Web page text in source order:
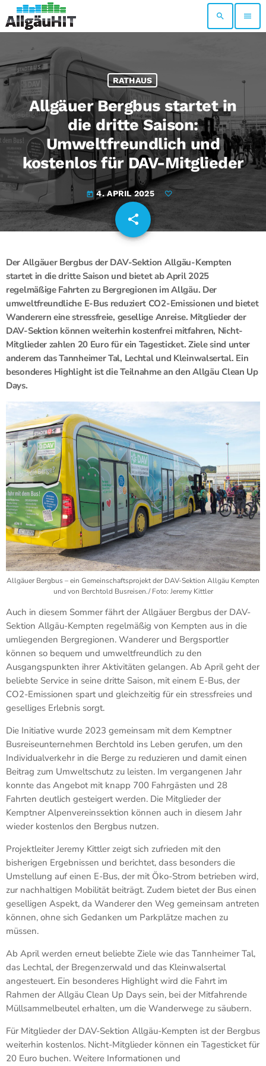
search menu
RATHAUS
Allgäuer Bergbus startet in
die dritte Saison:
Umweltfreundlich und
kostenlos für DAV-Mitglieder
today 4. APRIL 2025
share
email
Der Allgäuer Bergbus der DAV-Sektion Allgäu-Kempten
startet in die dritte Saison und bietet ab April 2025
regelmäßige Fahrten zu Bergregionen im Allgäu. Der
umweltfreundliche E-Bus reduziert CO2-Emissionen und bietet
Wanderern eine stressfreie, gesellige Anreise. Mitglieder der
DAV-Sektion können weiterhin kostenfrei mitfahren, Nicht-
Mitglieder zahlen 20 Euro für ein Tagesticket. Ziele sind unter
anderem das Tannheimer Tal, Lechtal und Kleinwalsertal. Ein
besonderes Highlight ist die Teilnahme an den Allgäu Clean Up
Days.
Allgäuer Bergbus – ein Gemeinschaftsprojekt der DAV-Sektion Allgäu Kempten
und von Berchtold Busreisen./ Foto: Jeremy Kittler
Auch in diesem Sommer fährt der Allgäuer Bergbus der DAV-
Sektion Allgäu-Kempten regelmäßig von Kempten aus in die
umliegenden Bergregionen. Wanderer und Bergsportler
können so bequem und umweltfreundlich zu den
Ausgangspunkten ihrer Aktivitäten gelangen. Ab April geht der
beliebte Service in seine dritte Saison, mit einem E-Bus, der
CO2-Emissionen spart und gleichzeitig für ein stressfreies und
geselliges Erlebnis sorgt.
Die Initiative wurde 2023 gemeinsam mit dem Kemptner
Busreiseunternehmen Berchtold ins Leben gerufen, um den
Individualverkehr in die Berge zu reduzieren und damit einen
Beitrag zum Umweltschutz zu leisten. Im vergangenen Jahr
konnte das Angebot mit knapp 700 Fahrgästen und 28
Fahrten deutlich gesteigert werden. Die Mitglieder der
Kemptner Alpenvereinssektion können auch in diesem Jahr
wieder kostenlos den Bergbus nutzen.
Projektleiter Jeremy Kittler zeigt sich zufrieden mit den
bisherigen Ergebnissen und berichtet, dass besonders die
Umstellung auf einen E-Bus, der mit Öko-Strom betrieben wird,
zur nachhaltigen Mobilität beiträgt. Zudem bietet der Bus einen
geselligen Aspekt, da Wanderer den Weg gemeinsam antreten
können, ohne sich Gedanken um Parkplätze machen zu
müssen.
Ab April werden erneut beliebte Ziele wie das Tannheimer Tal,
das Lechtal, der Bregenzerwald und das Kleinwalsertal
angesteuert. Ein besonderes Highlight wird die Fahrt im
Rahmen der Allgäu Clean Up Days sein, bei der Mitfahrende
Müllsammelbeutel erhalten, um die Wanderwege zu säubern.
Für Mitglieder der DAV-Sektion Allgäu-Kempten ist der Bergbus
weiterhin kostenlos. Nicht-Mitglieder können ein Tagesticket für
20 Euro buchen. Weitere Informationen und